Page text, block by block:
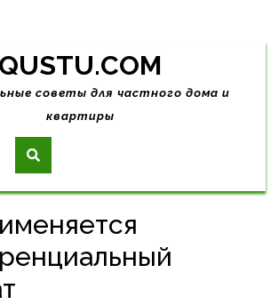
QUSTU.COM
советы для частного дома и
квартиры